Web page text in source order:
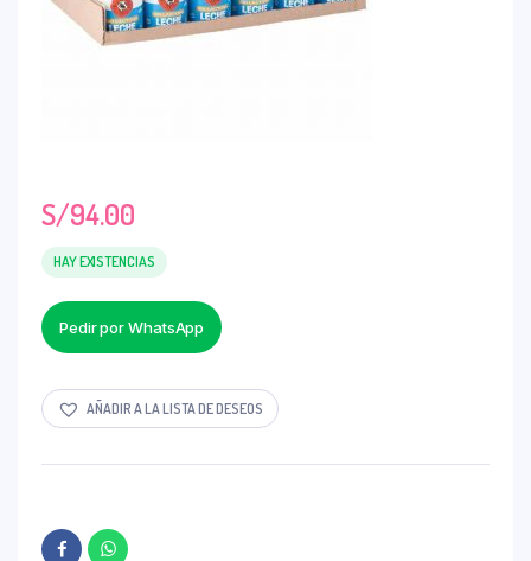
S/94.00
HAY EXISTENCIAS
Pedir por WhatsApp
AÑADIR A LA LISTA DE DESEOS